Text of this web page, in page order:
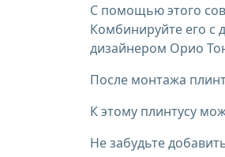
С помощью этого
Комбинируйте его с
дизайнером Орио
После монтажа
К этому плинтусу
Не забудьте